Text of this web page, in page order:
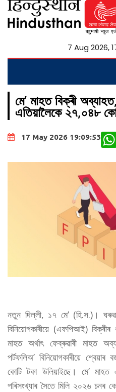
7 Aug 2026,
মে’ মাহত বিক্ৰী
এতিয়ালৈকে ২৭,০৪৮
17 May 2026 19:09:53
নতুন দিল্লী, ১৭ মে’ (হি.স.)। ঘৰুৱা
বিনিয়োগকাৰীয়ে (এফপিআই)
মাহত অৰ্থাৎ ফেব্ৰুৱাৰী মাহত
পৰ্টফলিঅ’ বিনিয়োগকাৰীয়ে
কোটি টকা উলিয়াইছে। মে’ মাহত
পৰিসংখ্যাৰ সৈতে মিলি ২০২৬ চনৰ